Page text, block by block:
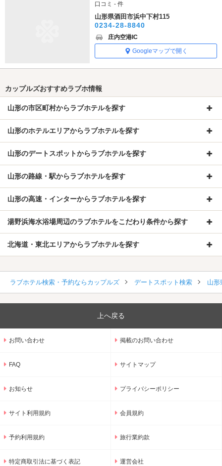
口コミ - 件
山形県酒田市浜中下村115
0234-28-8840
庄内空港IC
Googleマップで開く
カップルズおすすめラブホ情報
山形の市区町村からラブホテルを探す
山形のホテルエリアからラブホテルを探す
山形のデートスポットからラブホテルを探す
山形の路線・駅からラブホテルを探す
山形の高速・インターからラブホテルを探す
湯野浜海水浴場周辺のラブホテルをこだわり条件から探す
北海道・東北エリアからラブホテルを探す
ラブホテル検索・予約ならカップルズ デートスポット検索 山形
上へ戻る
お問い合わせ 掲載のお問い合わせ
FAQ サイトマップ
お知らせ プライバシーポリシー
サイト利用規約 会員規約
予約利用規約 旅行業約款
特定商取引法に基づく表記 運営会社